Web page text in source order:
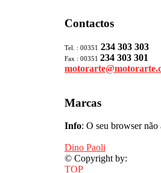
Contactos
Tel. : 00351 234 303 303
Fax : 00351 234 303 301
Marcas
Info: O seu browser
Dino Paoli
© Copyright by:
TOP